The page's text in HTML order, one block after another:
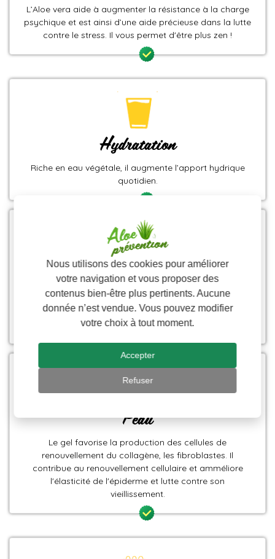
L’Aloe vera aide à augmenter la résistance à la charge
psychique et est ainsi d’une aide précieuse dans la lutte
contre le stress. Il vous permet d'être plus zen !
Hydratation
Riche en eau végétale, il augmente l’apport hydrique
quotidien.
Cellules
L’Aloe vera une source d’antioxydants. Ces derniers sont
des piégeurs de radicaux libres et protègent les cellules
de l’oxydation.
Peau
Le gel favorise la production des cellules de
renouvellement du collagène, les fibroblastes. Il
contribue au renouvellement cellulaire et amméliore
l'élasticité de l'épiderme et lutte contre son
vieillissement.
Nous utilisons des cookies pour améliorer
votre navigation et vous proposer des
contenus bien-être plus pertinents. Aucune
donnée n’est vendue. Vous pouvez modifier
votre choix à tout moment.
Accepter
Refuser